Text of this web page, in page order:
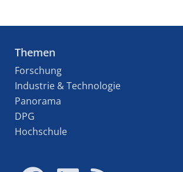
Themen
Forschung
Industrie & Technologie
Panorama
DPG
Hochschule